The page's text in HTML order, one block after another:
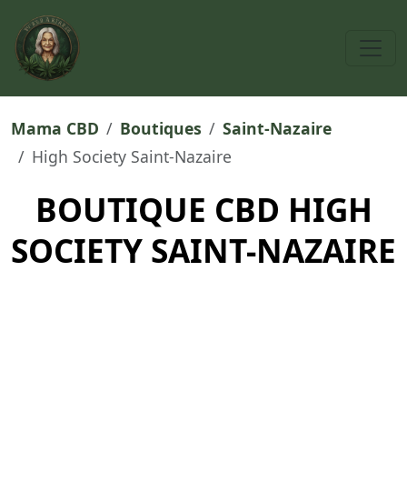
Mama CBD Boutiques
Saint-Nazaire
High Society Saint-Nazaire
BOUTIQUE CBD HIGH
SOCIETY SAINT-NAZAIRE